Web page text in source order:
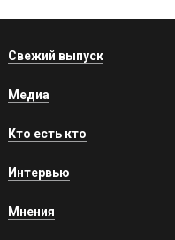
Свежий выпуск
Медиа
Кто есть кто
Интервью
Мнения